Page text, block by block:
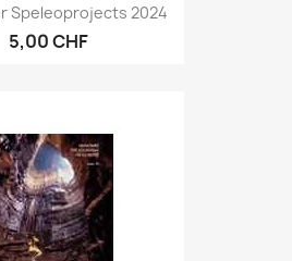
Speleoprojects 2024
5,00 CHF